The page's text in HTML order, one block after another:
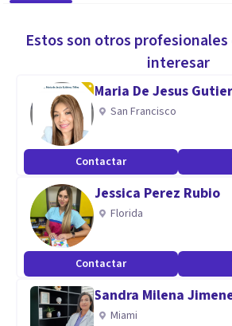
Estos son otros
interesar
Maria De Jesus
San Francisco
Contactar
Jessica Perez Rubio
Florida
Contactar
Sandra Milena
Miami